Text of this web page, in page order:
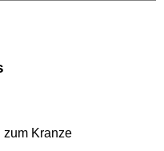
zum Kranze